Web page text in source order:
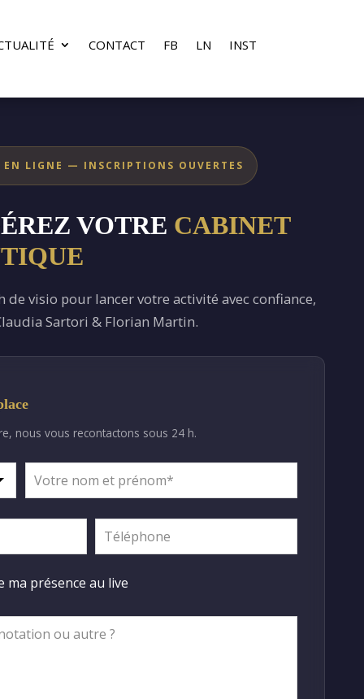
CONTACT FB LN INST
LIGNE — INSCRIPTIONS OUVERTES
VOTRE CABINET
de visio pour lancer votre activité avec confiance,
Sartori & Florian Martin.
nous vous recontactons sous 24 h.
ma présence au live